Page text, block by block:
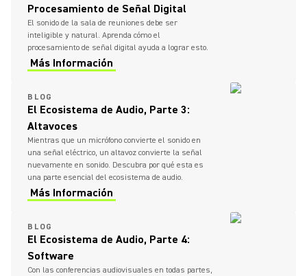
Procesamiento de Señal Digital
El sonido de la sala de reuniones debe ser
inteligible y natural. Aprenda cómo el
procesamiento de señal digital ayuda a lograr esto.
Más Información
BLOG
El Ecosistema de Audio, Parte 3:
Altavoces
Mientras que un micrófono convierte el sonido en
una señal eléctrico, un altavoz convierte la señal
nuevamente en sonido. Descubra por qué esta es
una parte esencial del ecosistema de audio.
Más Información
BLOG
El Ecosistema de Audio, Parte 4:
Software
Con las conferencias audiovisuales en todas partes,